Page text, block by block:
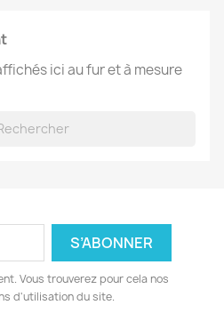
ici au fur et à mesure
Vous trouverez pour cela nos
d'utilisation du site.